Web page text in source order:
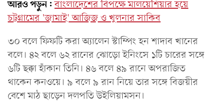
আরও পড়ুন: বাংলাদেশের বিপক্ষে মালয়েশিয়ার হয়ে
চট্টগ্রামের 'জামাই' আজিজ ও খুলনার সাকিব
৩০ বলে ফিফটি করা অ্যালেন স্টাম্পিং হন শাদাব খানের
বলে। ৪২ বলে ৬২ রানের ঝোড়ো ইনিংসে ১টি চারের সঙ্গে
৬টি ছক্কা হাঁকান তিনি। ৪৬ বলে ৪৯ রানে অপরাজিত
থাকেন কনওয়ে। ৯ বলে ৯ রান নিয়ে তার সঙ্গে বিজয়ীর
বেশে মাঠ ছাড়েন দলপতি উইলিয়ামসন।